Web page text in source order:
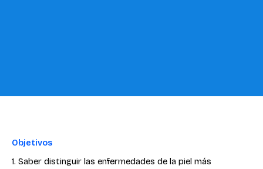
Objetivos
1. Saber distinguir las enfermedades de la piel más